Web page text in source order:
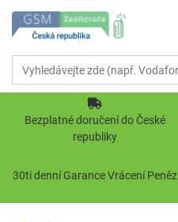
Bezplatné doručení do České
republiky
30ti denní Garance Vrácení Peněz